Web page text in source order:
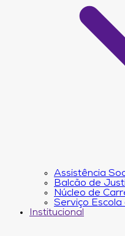
Assistência
Balcão de
Núcleo de
Serviço
Institucional